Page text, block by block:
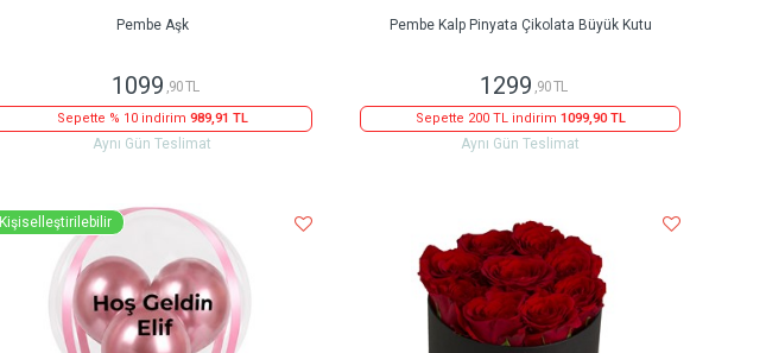
Pembe Aşk
1099 ,90 TL
Sepette % 10 indirim 989,91 TL
Aynı Gün Teslimat
Pembe Kalp Pinyata Çikolata Büyük Kutu
1299 ,90 TL
Sepette 200 TL indirim 1099,90 TL
Aynı Gün Teslimat
Kişiselleştirilebilir